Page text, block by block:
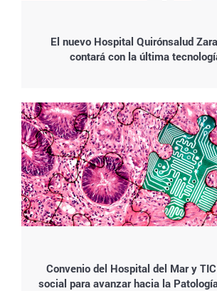
El nuevo Hospital Quirónsalud
contará con la última
Convenio del Hospital del Mar y
social para avanzar hacia la